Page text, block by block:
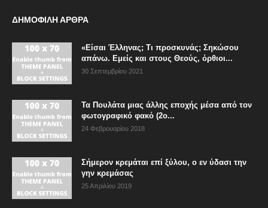
ΔΗΜΟΦΙΛΗ ΑΡΘΡΑ
«Είσαι Έλληνας; Τι προσκυνάς; Σηκώσου
απάνω. Εμείς και στους Θεούς, όρθιοι...
30 Σεπτεμβρίου 2021
Τα Πουλάτα μιας άλλης εποχής μέσα από τον
φωτογραφικό φακό (2ο...
24 Φεβρουαρίου 2018
Σήμερον κρεμάται επί ξύλου, ο εν ύδασι την
γην κρεμάσας
25 Απριλίου 2019